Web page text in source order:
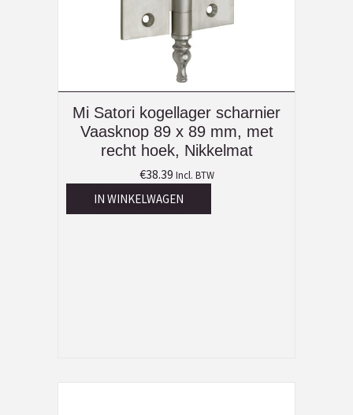
Mi Satori kogellager scharnier
Vaasknop 89 x 89 mm, met
recht hoek, Nikkelmat
€38.39 Incl. BTW
IN WINKELWAGEN